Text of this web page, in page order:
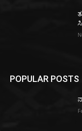
POPULAR POSTS